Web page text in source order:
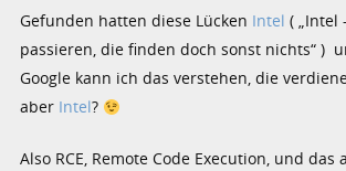
Gefunden hatten diese Lücken Intel ( „Intel
passieren, die finden doch sonst nichts“ )
Google kann ich das verstehen, die
aber Intel?
Also RCE, Remote Code Execution, und das